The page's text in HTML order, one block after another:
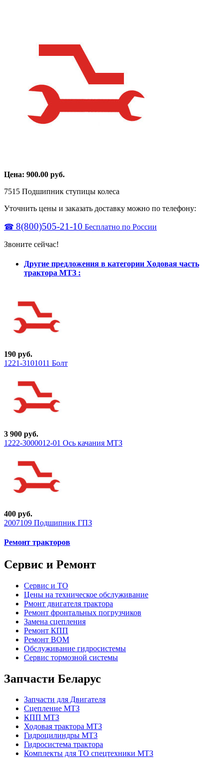
Цена: 900.00 руб.
7515 Подшипник ступицы колеса
Уточнить цены и заказать доставку можно по телефону:
☎ 8(800)505-21-10 Бесплатно по России
Звоните сейчас!
Другие предложения в категории Ходовая часть
трактора МТЗ :
190 руб.
1221-3101011 Болт
3 900 руб.
1222-3000012-01 Ось качания МТЗ
400 руб.
2007109 Подшипник ГПЗ
Ремонт тракторов
Сервис и Ремонт
Сервис и ТО
Цены на техническое обслуживание
Рмонт двигателя трактора
Ремонт фронтальных погрузчиков
Замена сцепления
Ремонт КПП
Ремонт ВОМ
Обслуживание гидросистемы
Сервис тормозной системы
Запчасти Беларус
Запчасти для Двигателя
Сцепление МТЗ
КПП МТЗ
Ходовая трактора МТЗ
Гидроцилиндры МТЗ
Гидросистема трактора
Комплекты для ТО спецтехники МТЗ